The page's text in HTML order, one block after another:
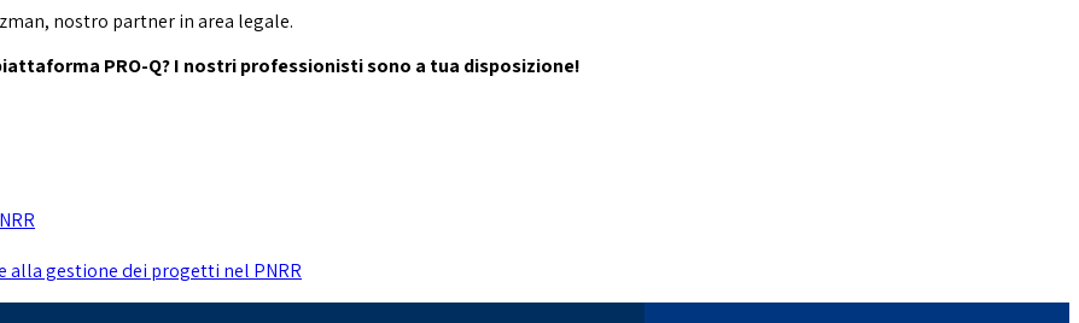
nostro partner in area legale.
PRO-Q? I nostri professionisti sono a tua disposizione!
alla gestione dei progetti nel PNRR